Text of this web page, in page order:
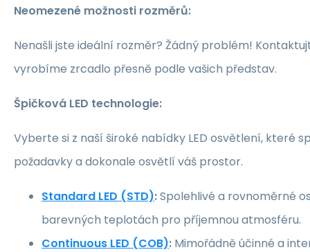
Neomezené možnosti rozměrů:
Nenašli jste ideální rozměr? Žádný problém!
vyrobíme zrcadlo přesně podle vašich představ.
Špičková LED technologie:
Vyberte si z naší široké nabídky LED osvětlení, které
požadavky a dokonale osvětlí váš prostor.
Standard LED (STD):Spolehlivé a rovnoměrné
barevných teplotách pro příjemnou atmosféru.
Continuous LED (COB): Mimořádně účinné a